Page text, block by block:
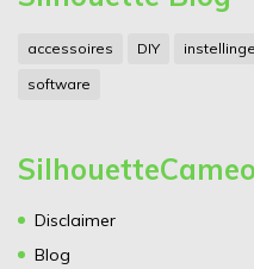
accessoires DIY
software
Disclaimer
Blog